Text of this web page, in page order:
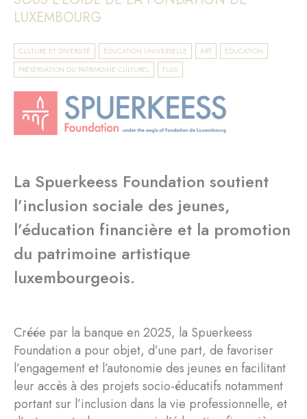
LUXEMBOURG
CULTURE ET DIVERSITÉ ÉDUCATION UNIVERSELLE ART
ÉDUCATION
PRÉSERVATION DU PATRIMOINE CULTUREL
FLUX
La Spuerkeess Foundation soutient
l’inclusion sociale des jeunes,
l’éducation financière et la promotion
du patrimoine artistique
luxembourgeois.
Créée par la banque en 2025, la Spuerkeess
Foundation a pour objet, d’une part, de favoriser
l’engagement et l’autonomie des jeunes en facilitant
leur accès à des projets socio-éducatifs notamment
portant sur l’inclusion dans la vie professionnelle, et